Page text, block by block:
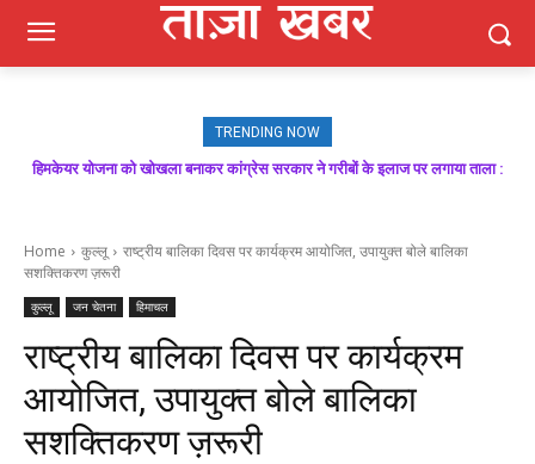
TRENDING NOW
हिमकेयर योजना को खोखला बनाकर कांग्रेस सरकार ने गरीबों के इलाज पर लगाया ताला :
Home कुल्लू
राष्ट्रीय बालिका दिवस पर कार्यक्रम आयोजित, उपायुक्त बोले बालिका
सशक्तिकरण ज़रूरी
कुल्लू जन चेतना हिमाचल
राष्ट्रीय बालिका दिवस पर कार्यक्रम
आयोजित, उपायुक्त बोले बालिका
सशक्तिकरण ज़रूरी